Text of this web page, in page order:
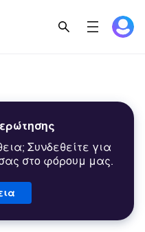
Συνδεθείτε για
στο φόρουμ μας.